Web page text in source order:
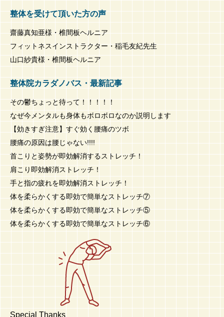
整体を受けて頂いた方の声
齋藤真知亜様・椎間板ヘルニア
フィットネスインストラクター・稲毛友紀先生
山口紗貴様・椎間板ヘルニア
整体院カラダノバス・最新記事
その鬱ちょっと待って！！！！！
なぜ今メンタルも身体もボロボロなのか説明します
【効きすぎ注意】すぐ効く腰痛のツボ
腰痛の原因は腰じゃない!!!!
首こりと姿勢が即効解消するストレッチ！
肩こり即効解消ストレッチ！
手と指の疲れを即効解消ストレッチ！
体を柔らかくする即効で簡単なストレッチ⑦
体を柔らかくする即効で簡単なストレッチ⑤
体を柔らかくする即効で簡単なストレッチ⑥
Special Thanks